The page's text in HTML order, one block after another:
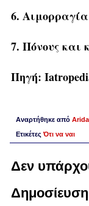
6.
7. Πόνους και
Πηγή:
Αναρτήθηκε από
ΕτικέτεςΌτι να ναι
Δεν